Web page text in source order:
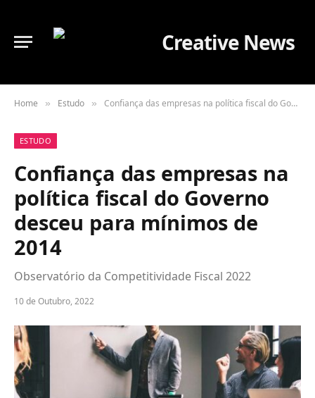
Home » Estudo » Confiança das empresas na política fiscal do Governo desceu para mínimos de 2014
ESTUDO
Confiança das empresas na
política fiscal do Governo
desceu para mínimos de
2014
Observatório da Competitividade Fiscal 2022
10 de Outubro, 2022